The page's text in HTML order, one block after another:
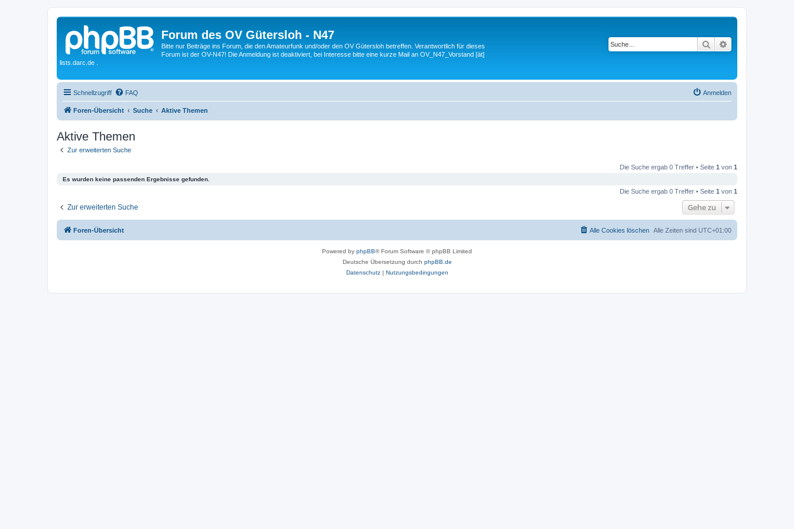
Forum des OV Gütersloh - N47
Bitte nur Beiträge ins Forum, die den Amateurfunk und/oder den OV Gütersloh betreffen. Verantwortlich für dieses
Forum ist der OV-N47! Die Anmeldung ist deaktiviert, bei Interesse bitte eine kurze Mail an OV_N47_Vorstand [ät]
lists.darc.de .
Suche
Schnellzugriff FAQ Anmelden
Foren-Übersicht Suche Aktive Themen
Aktive Themen
Zur erweiterten Suche
Die Suche ergab 0 Treffer • Seite 1 von 1
Es wurden keine passenden Ergebnisse gefunden.
Die Suche ergab 0 Treffer • Seite 1 von 1
Zur erweiterten Suche Gehe zu
Foren-Übersicht Alle Zeiten sind UTC+01:00
Alle Cookies löschen
Powered by phpBB® Forum Software © phpBB Limited
Deutsche Übersetzung durch phpBB.de
Datenschutz| Nutzungsbedingungen